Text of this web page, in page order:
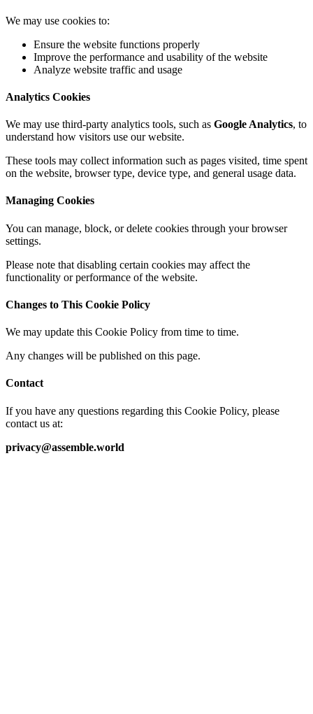
We may use cookies to:
Ensure the website functions properly
Improve the performance and usability of the website
Analyze website traffic and usage
Analytics Cookies
We may use third-party analytics tools, such as Google Analytics, to
understand how visitors use our website.
These tools may collect information such as pages visited, time spent
on the website, browser type, device type, and general usage data.
Managing Cookies
You can manage, block, or delete cookies through your browser
settings.
Please note that disabling certain cookies may affect the
functionality or performance of the website.
Changes to This Cookie Policy
We may update this Cookie Policy from time to time.
Any changes will be published on this page.
Contact
If you have any questions regarding this Cookie Policy, please
contact us at:
privacy@assemble.world